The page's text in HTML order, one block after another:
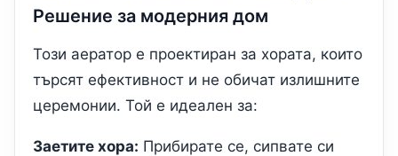
Решение за модерния дом
Този аератор е проектиран за хората, които
търсят ефективност и не обичат излишните
церемонии. Той е идеален за:
Заетите хора: Прибирате се, сипвате си